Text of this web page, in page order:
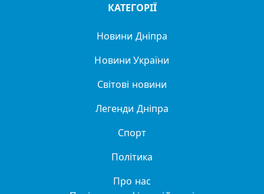
КАТЕГОРІЇ
Новини Дніпра
Новини України
Світові новини
Легенди Дніпра
Спорт
Політика
Про нас